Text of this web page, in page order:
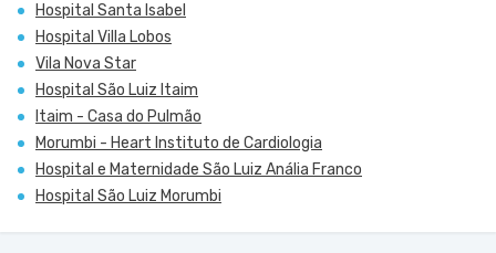
Hospital Santa Isabel
Hospital Villa Lobos
Vila Nova Star
Hospital São Luiz Itaim
Itaim - Casa do Pulmão
Morumbi - Heart Instituto de Cardiologia
Hospital e Maternidade São Luiz Anália Franco
Hospital São Luiz Morumbi